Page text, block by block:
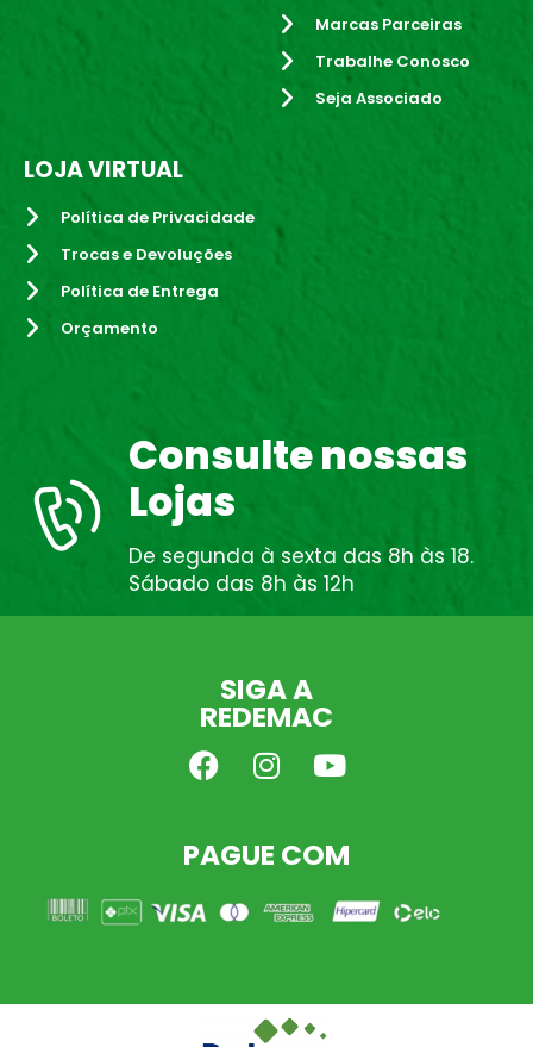
Marcas Parceiras
Trabalhe Conosco
Seja Associado
LOJA VIRTUAL
Política de Privacidade
Trocas e Devoluções
Política de Entrega
Orçamento
Consulte nossas
Lojas
De segunda à sexta das 8h às 18.
Sábado das 8h às 12h
SIGA A
REDEMAC
PAGUE COM